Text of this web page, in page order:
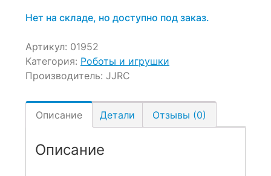
Нет на складе, но доступно под заказ.
Артикул: 01952
Категория: Роботы и игрушки
Производитель: JJRC
Описание Детали Отзывы (0)
Описание